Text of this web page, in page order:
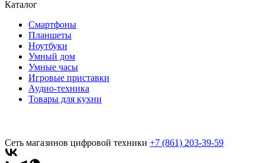
Каталог
Смартфоны
Планшеты
Ноутбуки
Умный дом
Умные часы
Игровые приставки
Аудио-техника
Товары для кухни
Сеть магазинов цифровой техники +7 (861) 203-39-59